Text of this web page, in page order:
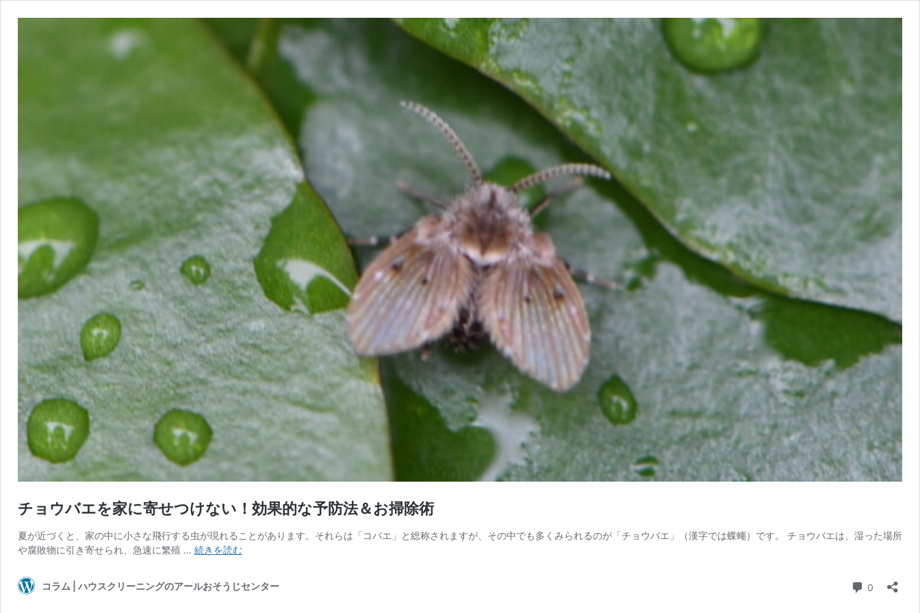
チョウバエを家に寄せつけない！効果的な予防法＆お掃除術
夏が近づくと、家の中に小さな飛行する虫が現れることがあります。それらは「コバエ」と総称されますが、その中でも多くみられるのが「チョウバエ」（漢字では蝶蠅）です。 チョウバエは、湿った場所
や腐敗物に引き寄せられ、急速に繁殖 … 続きを読むチ
バ
コラム | ハウスクリーニングのアールおそうじセンター 0 コメント